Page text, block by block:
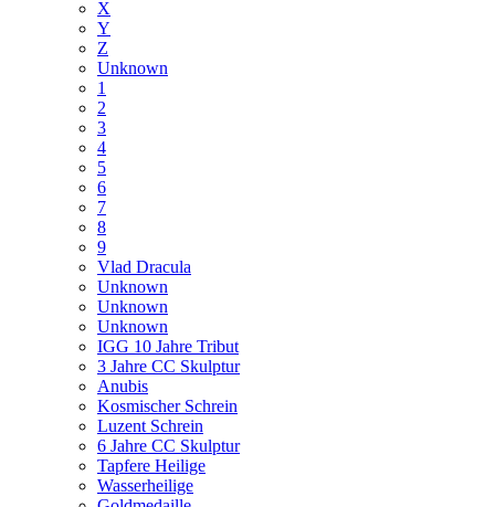
X
Y
Z
Unknown
1
2
3
4
5
6
7
8
9
Vlad Dracula
Unknown
Unknown
Unknown
IGG 10 Jahre Tribut
3 Jahre CC Skulptur
Anubis
Kosmischer Schrein
Luzent Schrein
6 Jahre CC Skulptur
Tapfere Heilige
Wasserheilige